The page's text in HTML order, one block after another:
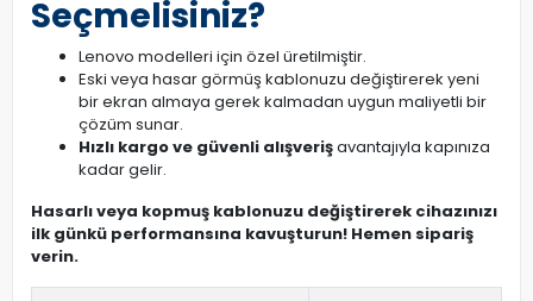
Seçmelisiniz?
Lenovo modelleri için özel üretilmiştir.
Eski veya hasar görmüş kablonuzu değiştirerek yeni
bir ekran almaya gerek kalmadan uygun maliyetli bir
çözüm sunar.
Hızlı kargo ve güvenli alışverişavantajıyla kapınıza
kadar gelir.
Hasarlı veya kopmuş kablonuzu değiştirerek cihazınızı
ilk günkü performansına kavuşturun! Hemen sipariş
verin.